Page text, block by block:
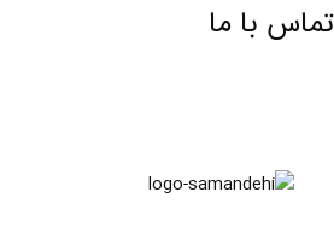
تماس با ما